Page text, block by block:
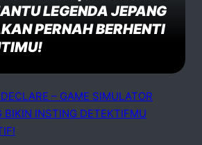
LEGENDA JEPANG
PERNAH BERHENTI